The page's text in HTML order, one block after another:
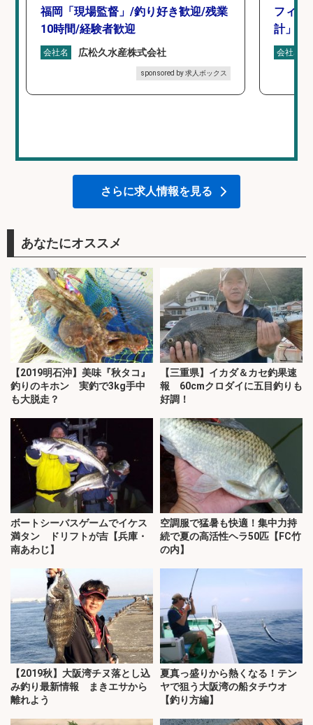
福岡「現場監督」/釣り好き歓迎/残業
10時間/経験者歓迎
会社名 広松久水産株式会社
sponsored by 求人ボックス
フィッ
計」
会社名
さらに求人情報を見る
あなたにオススメ
【2019明石沖】美味『秋タコ』
釣りのキホン 実釣で3kg手中
も大脱走？
【三重県】イカダ＆カセ釣果速
報 60cmクロダイに五目釣りも
好調！
ボートシーバスゲームでイケス
満タン ドリフトが吉【兵庫・
南あわじ】
空調服で猛暑も快適！集中力持
続で夏の高活性ヘラ50匹【FC竹
の内】
【2019秋】大阪湾チヌ落とし込
み釣り最新情報 まきエサから
離れよう
夏真っ盛りから熱くなる！テン
ヤで狙う大阪湾の船タチウオ
【釣り方編】